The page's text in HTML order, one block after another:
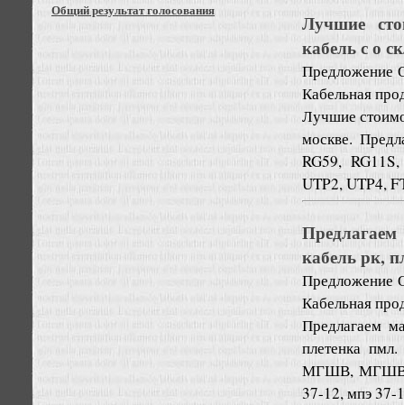
Общий результат голосования
Лучшие
кабель с о
Предложение
Кабельная
Лучшие
москве.
RG59,
UTP2, UTP4,
кабель рк,
Предложение
Кабельная
Предлагаем
плетенка
МГШВ, МГШВЭ,
37-12, мпэ